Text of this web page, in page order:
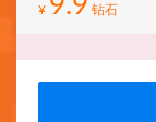
¥ 钻石